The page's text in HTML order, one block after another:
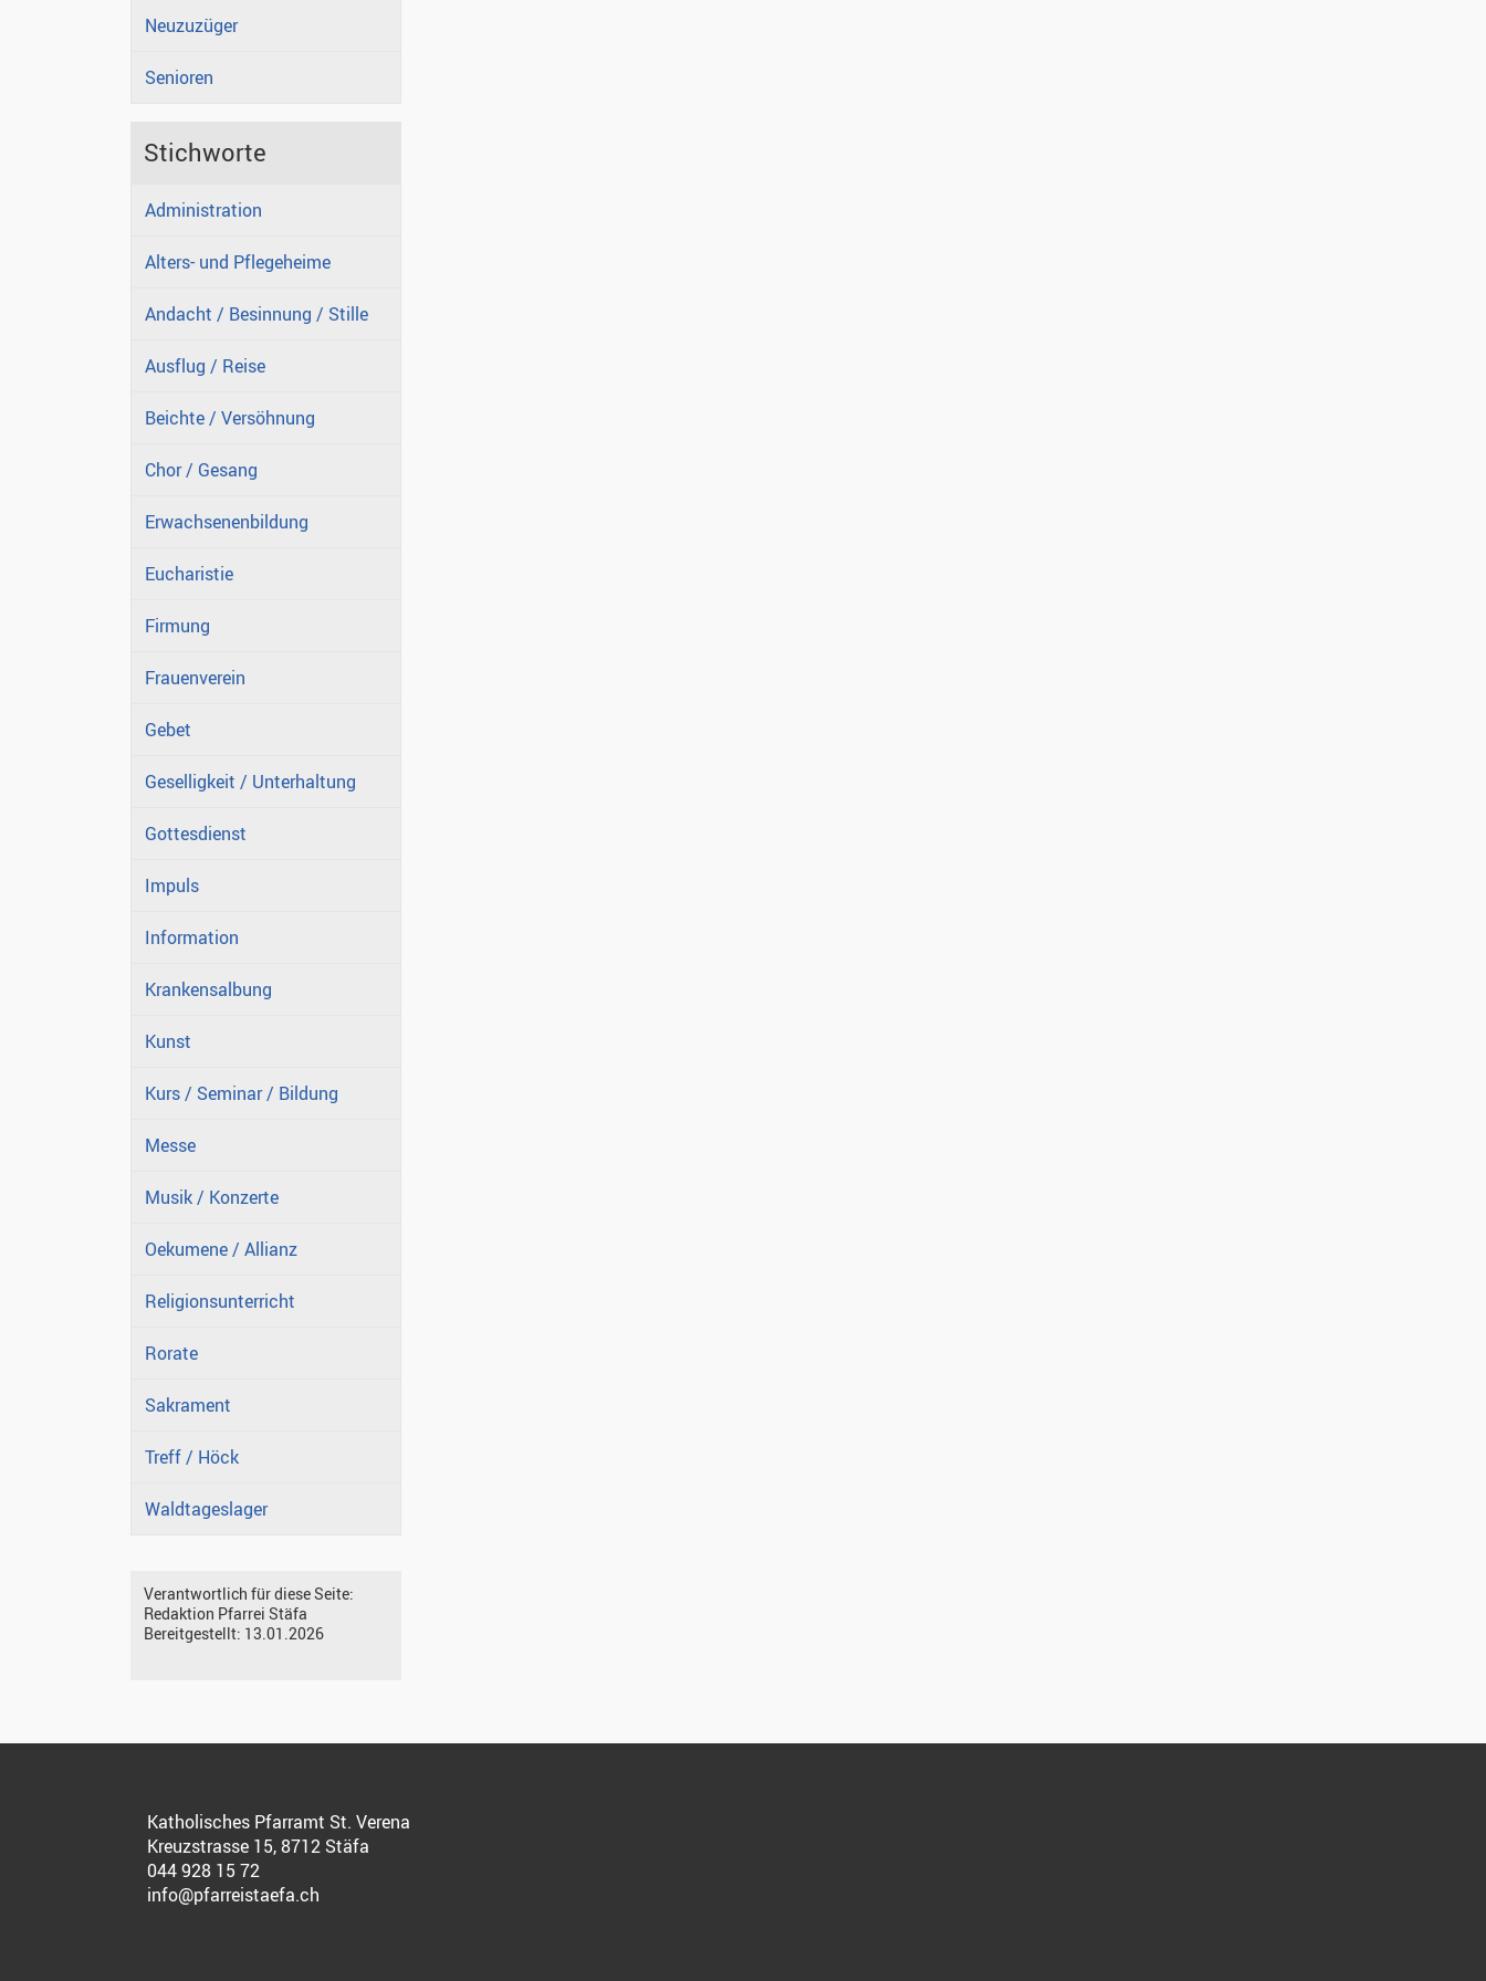
Neuzuzüger
Senioren
Stichworte
Administration
Alters- und Pflegeheime
Andacht / Besinnung / Stille
Ausflug / Reise
Beichte / Versöhnung
Chor / Gesang
Erwachsenenbildung
Eucharistie
Firmung
Frauenverein
Gebet
Geselligkeit / Unterhaltung
Gottesdienst
Impuls
Information
Krankensalbung
Kunst
Kurs / Seminar / Bildung
Messe
Musik / Konzerte
Oekumene / Allianz
Religionsunterricht
Rorate
Sakrament
Treff / Höck
Waldtageslager
Verantwortlich für diese Seite:
Redaktion Pfarrei Stäfa
Bereitgestellt: 13.01.2026
Katholisches Pfarramt St. Verena
Kreuzstrasse 15, 8712 Stäfa
044 928 15 72
info@pfarreistaefa.ch